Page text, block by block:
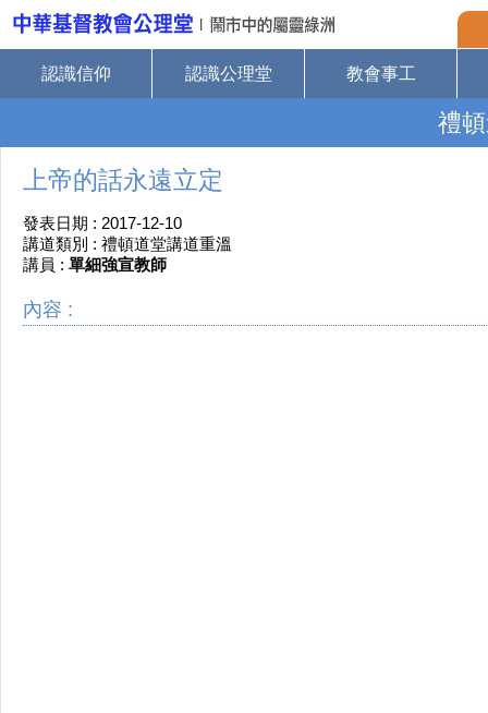
認識信仰 認識公理堂 教會事工
禮
上帝的話永遠立定
發表日期 : 2017-12-10
講道類別 : 禮頓道堂講道重溫
講員 : 單細強宣教師
內容 :